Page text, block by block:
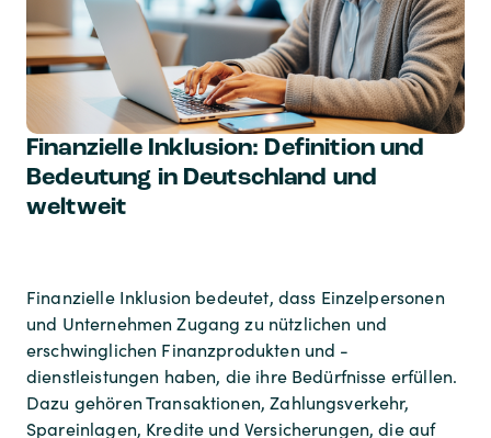
Finanzielle Inklusion: Definition und
Bedeutung in Deutschland und
weltweit
Finanzielle Inklusion bedeutet, dass Einzelpersonen
und Unternehmen Zugang zu nützlichen und
erschwinglichen Finanzprodukten und -
dienstleistungen haben, die ihre Bedürfnisse erfüllen.
Dazu gehören Transaktionen, Zahlungsverkehr,
Spareinlagen, Kredite und Versicherungen, die auf